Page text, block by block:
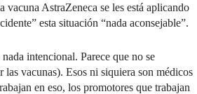
vacuna AstraZeneca se les está aplicando
esta situación “nada aconsejable”.
intencional. Parece que no se
vacunas). Esos ni siquiera son médicos
en eso, los promotores que trabajan